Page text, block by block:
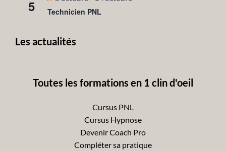
5
en
Technicien PNL
Les actualités
Toutes les formations en 1 clin d'oeil
Cursus PNL
Cursus Hypnose
Devenir Coach Pro
Compléter sa pratique